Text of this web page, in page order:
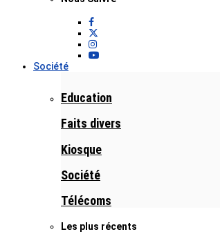
Société
Education
Faits divers
Kiosque
Société
Télécoms
Les plus récents